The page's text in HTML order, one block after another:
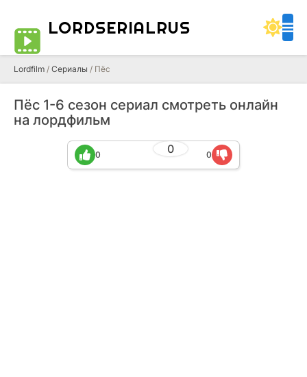
LORDSERIALRUS
Lordfilm / Сериалы / Пёс
Пёс 1-6 сезон сериал смотреть онлайн
на лордфильм
0
0 0